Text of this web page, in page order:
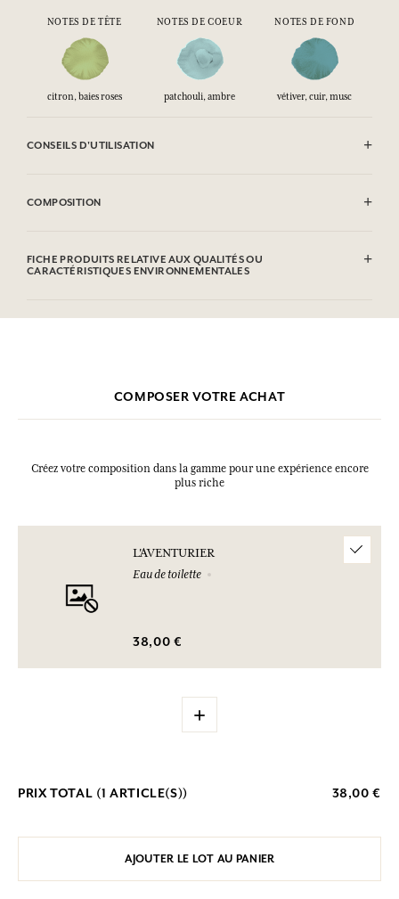
NOTES DE TÊTE NOTES DE COEUR NOTES DE FOND
citron, baies roses patchouli, ambre vétiver, cuir, musc
CONSEILS D'UTILISATION
COMPOSITION
Limonene, Linalool, Alpha-Isomethyl Ionone, Coumarin, Citral.
Cette liste peut faire l'objet de modifications, veuillez consulter
FICHE PRODUITS RELATIVE AUX QUALITÉS OU
CARACTÉRISTIQUES ENVIRONNEMENTALES
COMPOSER VOTRE ACHAT
Créez votre composition dans la gamme pour une expérience encore
plus riche
L'AVENTURIER
Eau de toilette
38,00 €
+
PRIX TOTAL (1 ARTICLE(S)) 38,00 €
AJOUTER LE LOT AU PANIER